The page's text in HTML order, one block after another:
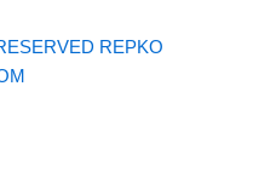
REPKO